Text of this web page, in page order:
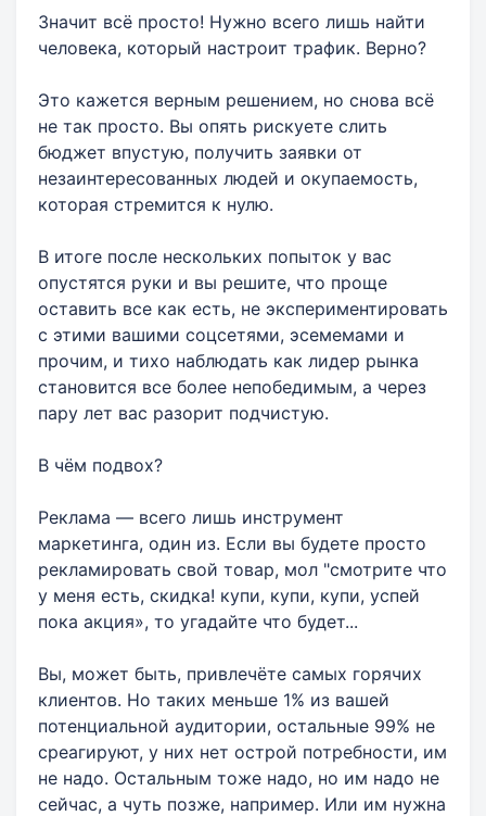
Значит всё просто! Нужно всего лишь найти
человека, который настроит трафик. Верно?
Это кажется верным решением, но снова всё
не так просто. Вы опять рискуете слить
бюджет впустую, получить заявки от
незаинтересованных людей и окупаемость,
которая стремится к нулю.
В итоге после нескольких попыток у вас
опустятся руки и вы решите, что проще
оставить все как есть, не экспериментировать
с этими вашими соцсетями, эсемемами и
прочим, и тихо наблюдать как лидер рынка
становится все более непобедимым, а через
пару лет вас разорит подчистую.
В чём подвох?
Реклама — всего лишь инструмент
маркетинга, один из. Если вы будете просто
рекламировать свой товар, мол "смотрите что
у меня есть, скидка! купи, купи, купи, успей
пока акция», то угадайте что будет...
Вы, может быть, привлечёте самых горячих
клиентов. Но таких меньше 1% из вашей
потенциальной аудитории, остальные 99% не
среагируют, у них нет острой потребности, им
не надо. Остальным тоже надо, но им надо не
сейчас, а чуть позже, например. Или им нужна